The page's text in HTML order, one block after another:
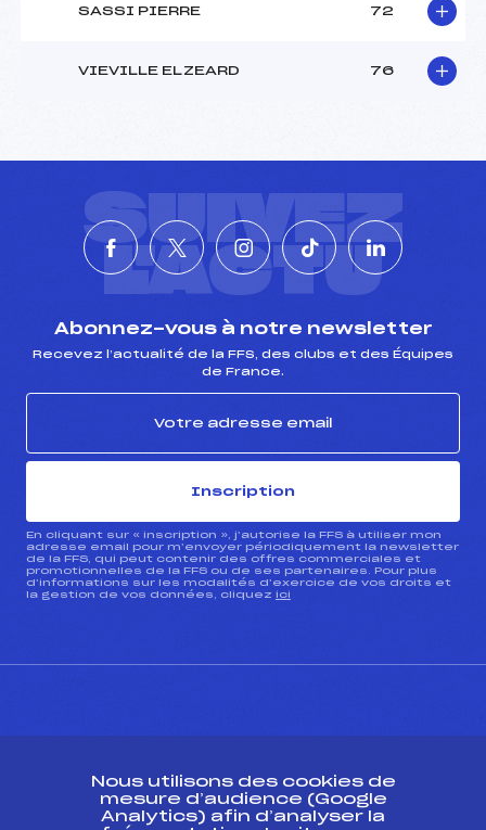
SASSI PIERRE 72
VIEVILLE ELZEARD 76
SUIVEZ
L'ACTU
Abonnez-vous à notre newsletter
Recevez l’actualité de la FFS, des clubs et des Équipes
de France.
Inscription
En cliquant sur « inscription », j’autorise la FFS à utiliser mon
adresse email pour m’envoyer périodiquement la newsletter
de la FFS, qui peut contenir des offres commerciales et
promotionnelles de la FFS ou de ses partenaires. Pour plus
d’informations sur les modalités d’exercice de vos droits et
la gestion de vos données, cliquez ici
Nous utilisons des cookies de
mesure d’audience (Google
Analytics) afin d’analyser la